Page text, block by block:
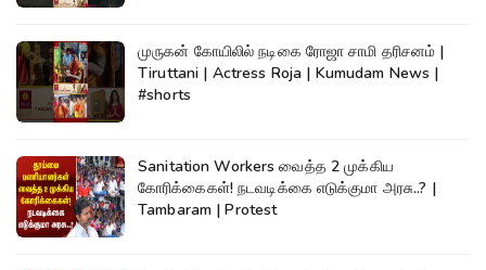
முருகன் கோயிலில் நடிகை ரோஜா சாமி தரிசனம் |
Tiruttani | Actress Roja | Kumudam News |
#shorts
Sanitation Workers வைத்த 2 முக்கிய
கோரிக்கைகள்! நடவடிக்கை எடுக்குமா அரசு..? |
Tambaram | Protest